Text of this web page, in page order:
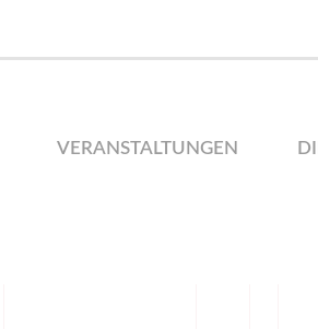
VERANSTALTUNGEN